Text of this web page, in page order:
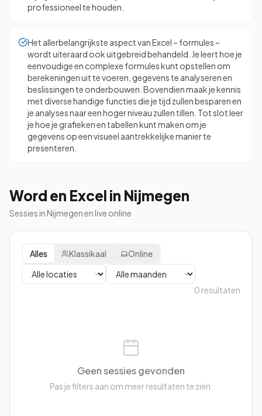
professioneel te houden.
Het allerbelangrijkste aspect van Excel – formules –
wordt uiteraard ook uitgebreid behandeld. Je leert hoe je
eenvoudige en complexe formules kunt opstellen om
berekeningen uit te voeren, gegevens te analyseren en
beslissingen te onderbouwen. Bovendien maak je kennis
met diverse handige functies die je tijd zullen besparen en
je analyses naar een hoger niveau zullen tillen. Tot slot leer
je hoe je grafieken en tabellen kunt maken om je
gegevens op een visueel aantrekkelijke manier te
presenteren.
Word en Excel in Nijmegen
Sessies in Nijmegen en live online
Alles Klassikaal Online
0 resultaten
Geen sessies gevonden
Pas je filters aan om meer resultaten te zien.